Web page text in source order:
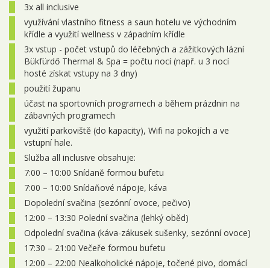
říjen 2026
01.10. - 04.10.2026
4 dny 10 050 Kč
04.10. - 07.10.2026 4 dny 9 350 Kč objednej
08.10. - 11.10.2026 4 dny
11.10. - 14.10.2026 4 dny 9 350 Kč objednej
15.10. - 18.10.2026 4 dny 10 050 Kč objednej
18.10. - 21.10.2026
22.10. - 25.10.2026 4 dny 10 050 Kč
25.10. - 28.10.2026 4 dny 10 050 Kč
29.10. - 01.11.2026 4 dny 10 050 Kč
listopad 2026
3x all inclusive
využívání vlastního fitness a saun hotelu ve východním
křídle a využití wellness v západním křídle
3x vstup - počet vstupů do léčebných a zážitkových lázní
Bükfürdő Thermal & Spa = počtu nocí (např. u 3 nocí
hosté získat vstupy na 3 dny)
použití županu
účast na sportovních programech a během prázdnin na
zábavných programech
využití parkoviště (do kapacity), Wifi na pokojích a ve
vstupní hale.
Služba all inclusive obsahuje:
7:00 – 10:00 Snídaně formou bufetu
7:00 – 10:00 Snídaňové nápoje, káva
Dopolední svačina (sezónní ovoce, pečivo)
12:00 – 13:30 Polední svačina (lehký oběd)
Odpolední svačina (káva-zákusek sušenky, sezónní ovoce)
17:30 – 21:00 Večeře formou bufetu
12:00 – 22:00 Nealkoholické nápoje, točené pivo, domácí